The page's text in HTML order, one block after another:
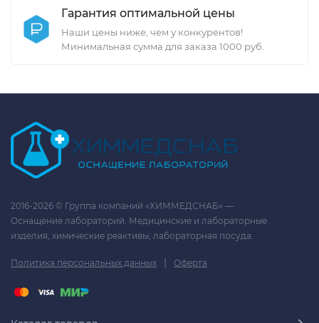
Гарантия оптимальной цены
Наши цены ниже, чем у конкурентов!
Минимальная сумма для заказа 1000 руб.
2016-2026 © Группа компаний «ХИММЕДСНАБ» —
Оснащение лабораторий. Медицинские и лабораторные
изделия, химические реактивы, лабораторная посуда.
Политика персональных данных | Оферта